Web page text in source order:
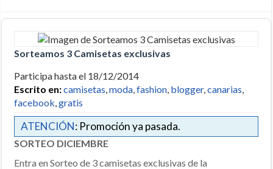
Sorteamos 3 Camisetas exclusivas
Participa hasta el 18/12/2014
Escrito en:camisetas moda fashion blogger, canarias
facebook gratis
ATENCIÓN: Promoción ya pasada.
SORTEO DICIEMBRE
Entra en Sorteo de 3 camisetas exclusivas de la